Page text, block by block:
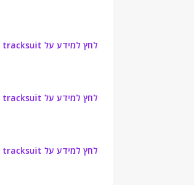
לחץ למידע על tracksuit
לחץ למידע על tracksuit
לחץ למידע על tracksuit